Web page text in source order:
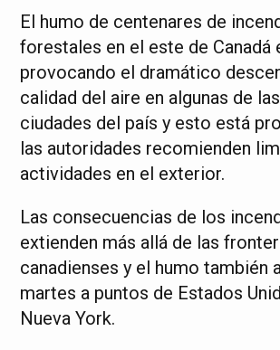
El humo de centenares de
forestales en el este de Canadá
provocando el dramático
calidad del aire en algunas de
ciudades del país y esto está
las autoridades recomienden
actividades en el exterior.
Las consecuencias de los
extienden más allá de las
canadienses y el humo también
martes a puntos de Estados
Nueva York.